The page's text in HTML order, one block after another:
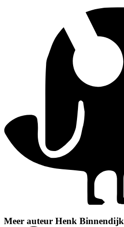
Meer auteur Henk Binnendijk